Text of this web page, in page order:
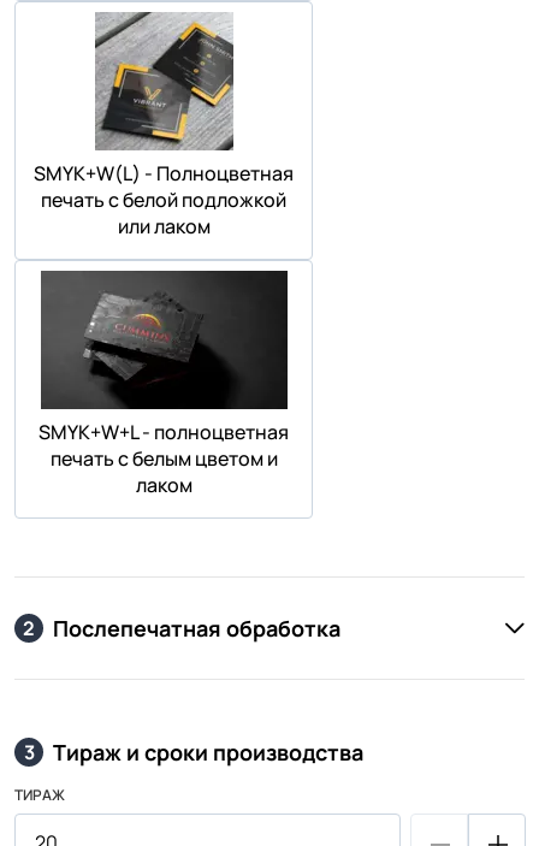
SMYK+W(L) - Полноцветная
печать с белой подложкой
или лаком
SMYK+W+L - полноцветная
печать с белым цветом и
лаком
2 Послепечатная обработка
3 Тираж и сроки производства
ТИРАЖ